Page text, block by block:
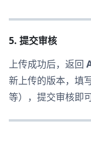
5. 提交审核
上传成功后，返回
新上传的版本，填
等），提交审核即可